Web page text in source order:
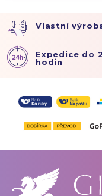
Vlastní
Expedice do
hodin